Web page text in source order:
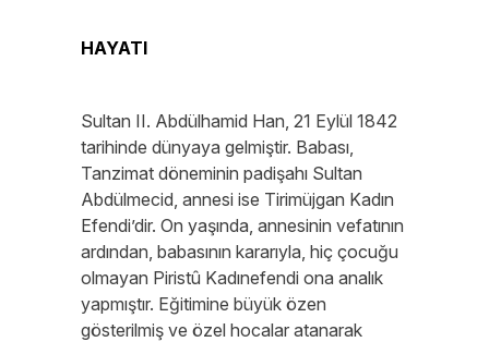
HAYATI
Sultan II. Abdülhamid Han, 21 Eylül 1842
tarihinde dünyaya gelmiştir. Babası,
Tanzimat döneminin padişahı Sultan
Abdülmecid, annesi ise Tirimüjgan Kadın
Efendi’dir. On yaşında, annesinin vefatının
ardından, babasının kararıyla, hiç çocuğu
olmayan Piristû Kadınefendi ona analık
yapmıştır. Eğitimine büyük özen
gösterilmiş ve özel hocalar atanarak